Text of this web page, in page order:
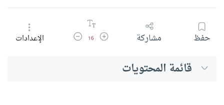
حفظ مشاركة زيادة حجم الخط
16 تقليل حجم الخطالإعدادات
قائمة المحتويات